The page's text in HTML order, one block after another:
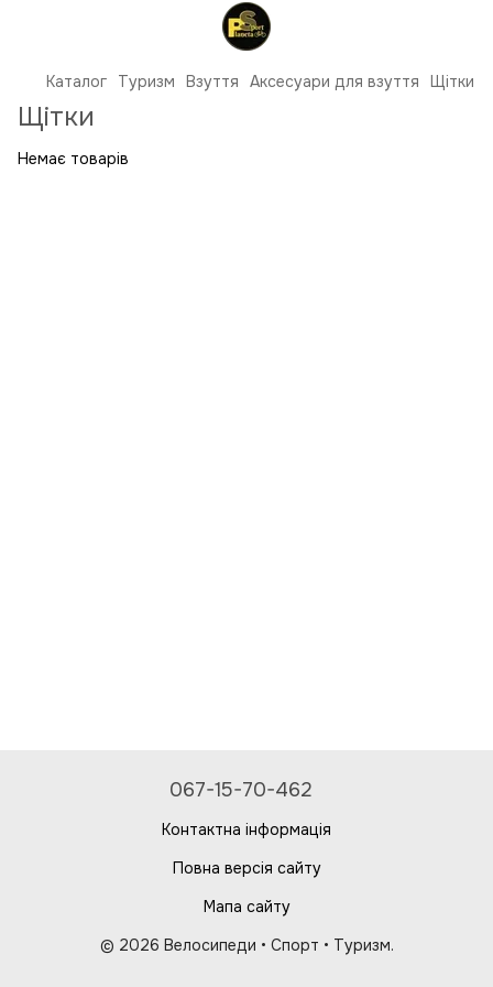
Каталог Туризм Взуття Аксесуари для взуття Щітки
Щітки
Немає товарів
067-15-70-462
Контактна інформація
Повна версія сайту
Мапа сайту
© 2026 Велосипеди • Спорт • Туризм.